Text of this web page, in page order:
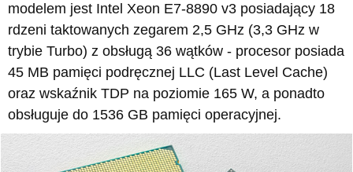
modelem jest Intel Xeon E7-8890 v3 posiadający 18
rdzeni taktowanych zegarem 2,5 GHz (3,3 GHz w
trybie Turbo) z obsługą 36 wątków - procesor posiada
45 MB pamięci podręcznej LLC (Last Level Cache)
oraz wskaźnik TDP na poziomie 165 W, a ponadto
obsługuje do 1536 GB pamięci operacyjnej.